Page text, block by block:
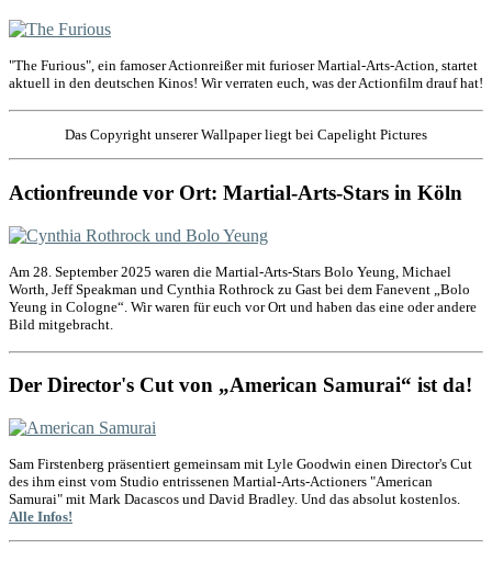
"The Furious", ein famoser Actionreißer mit furioser Martial-Arts-Action, startet
aktuell in den deutschen Kinos! Wir verraten euch, was der Actionfilm drauf hat!
Das Copyright unserer Wallpaper liegt bei Capelight Pictures
Actionfreunde vor Ort: Martial-Arts-Stars in Köln
Am 28. September 2025 waren die Martial-Arts-Stars Bolo Yeung, Michael
Worth, Jeff Speakman und Cynthia Rothrock zu Gast bei dem Fanevent „Bolo
Yeung in Cologne“. Wir waren für euch vor Ort und haben das eine oder andere
Bild mitgebracht.
Der Director's Cut von „American Samurai“ ist da!
Sam Firstenberg präsentiert gemeinsam mit Lyle Goodwin einen Director's Cut
des ihm einst vom Studio entrissenen Martial-Arts-Actioners "American
Samurai" mit Mark Dacascos und David Bradley. Und das absolut kostenlos.
Alle Infos!